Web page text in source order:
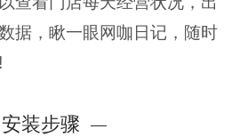
据，瞅一眼网咖日记，随时
安装步骤